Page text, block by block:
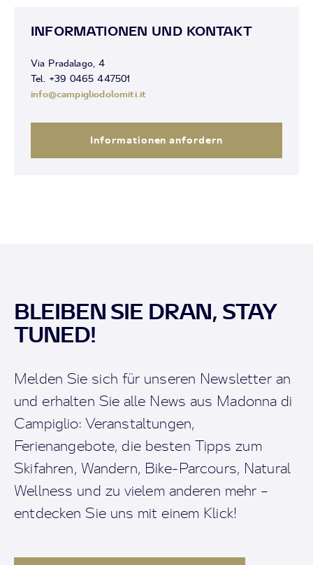
INFORMATIONEN UND KONTAKT
Via Pradalago, 4
Tel. +39 0465 447501
info@campigliodolomiti.it
Informationen anfordern
BLEIBEN SIE DRAN, STAY
TUNED!
Melden Sie sich für unseren Newsletter an
und erhalten Sie alle News aus Madonna di
Campiglio: Veranstaltungen,
Ferienangebote, die besten Tipps zum
Skifahren, Wandern, Bike-Parcours, Natural
Wellness und zu vielem anderen mehr –
entdecken Sie uns mit einem Klick!